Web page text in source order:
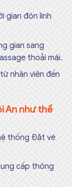
gian đón linh
gian sang
thoải mái.
nhân viên đến
An như thế
thống Đặt vé
cấp thông